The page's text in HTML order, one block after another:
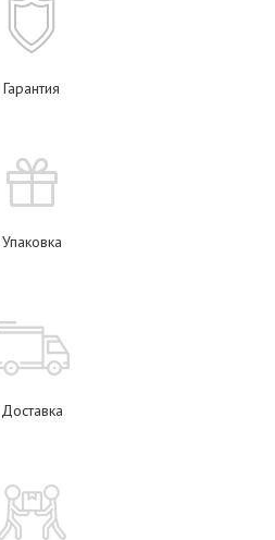
Гарантия
Упаковка
Доставка